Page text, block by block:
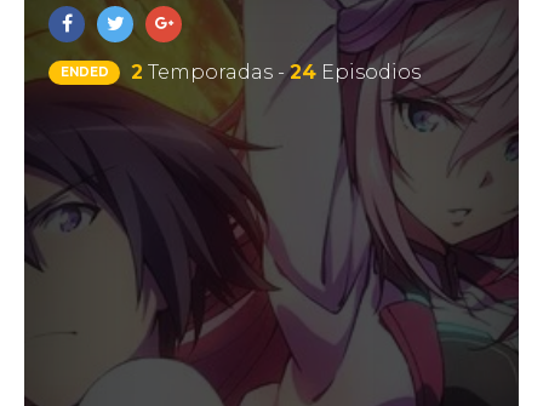
ENDED 2 Temporadas -24Episodios